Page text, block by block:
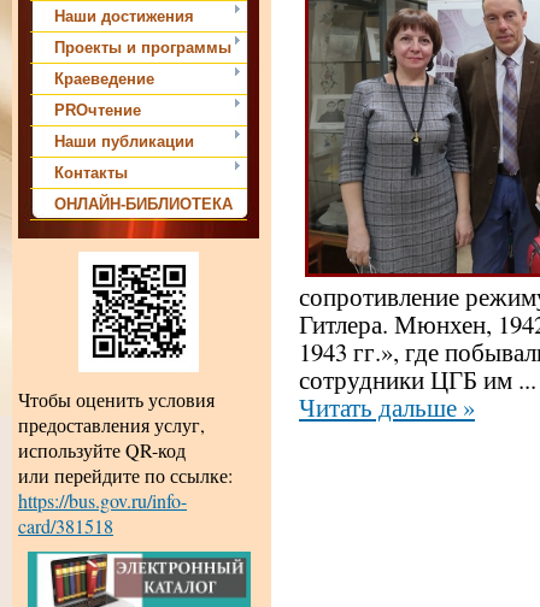
Наши достижения
Проекты и программы
Краеведение
PROчтение
Наши публикации
Контакты
ОНЛАЙН-БИБЛИОТЕКА
Чтобы оценить условия
предоставления услуг,
используйте QR-код
или перейдите по ссылке:
https://bus.gov.ru/info-
card/381518
сопротивление
Гитлера. Мюнхен,
1943 гг.», где
сотрудники ЦГБ им ...
Читать дальше »